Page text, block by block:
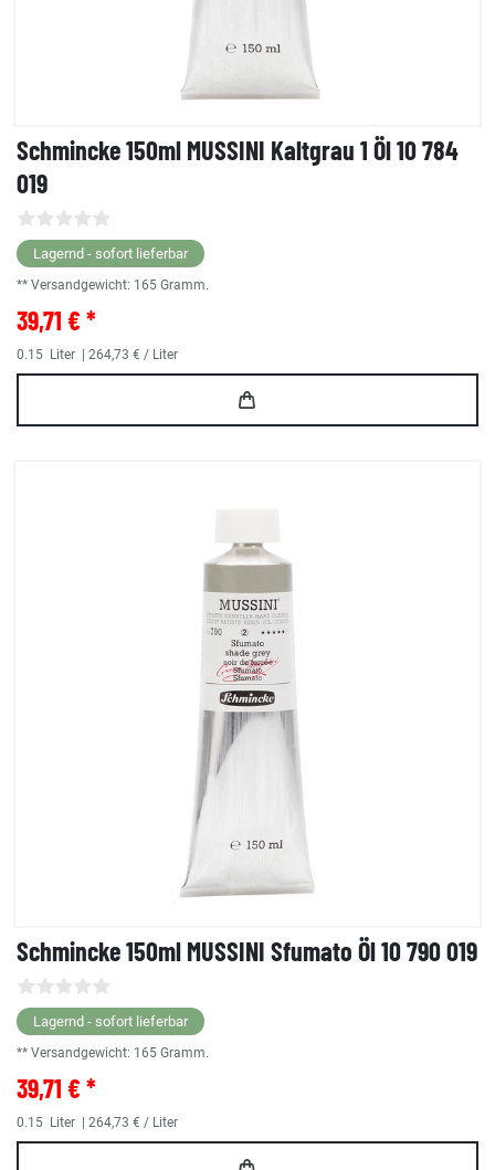
Schmincke 150ml MUSSINI Kaltgrau 1 Öl 10 784
019
Lagernd - sofort lieferbar
** Versandgewicht: 165 Gramm.
39,71 € *
0.15 Liter | 264,73 € / Liter
Schmincke 150ml MUSSINI Sfumato Öl 10 790 019
Lagernd - sofort lieferbar
** Versandgewicht: 165 Gramm.
39,71 € *
0.15 Liter | 264,73 € / Liter